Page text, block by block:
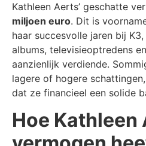
Kathleen Aerts’ geschatte
miljoen euro. Dit is
haar succesvolle jaren bij
albums, televisieoptredens
aanzienlijk verdiende.
lagere of hogere
dat ze financieel een solide
Hoe Kathleen